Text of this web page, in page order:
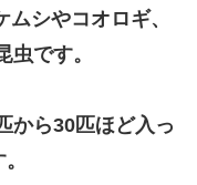
シやコオロギ、
虫です。
から30匹ほど入っ